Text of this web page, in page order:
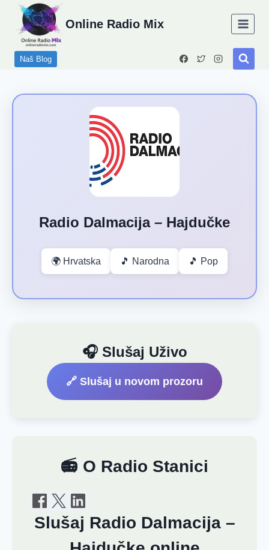
content
Online Radio Mix
Naš Blog
Radio Dalmacija – Hajdučke
🌍 Hrvatska 🎵 Narodna 🎵 Pop
🎧 Slušaj Uživo
🔗 Slušaj u novom prozoru
📻 O Radio Stanici
Slušaj Radio Dalmacija –